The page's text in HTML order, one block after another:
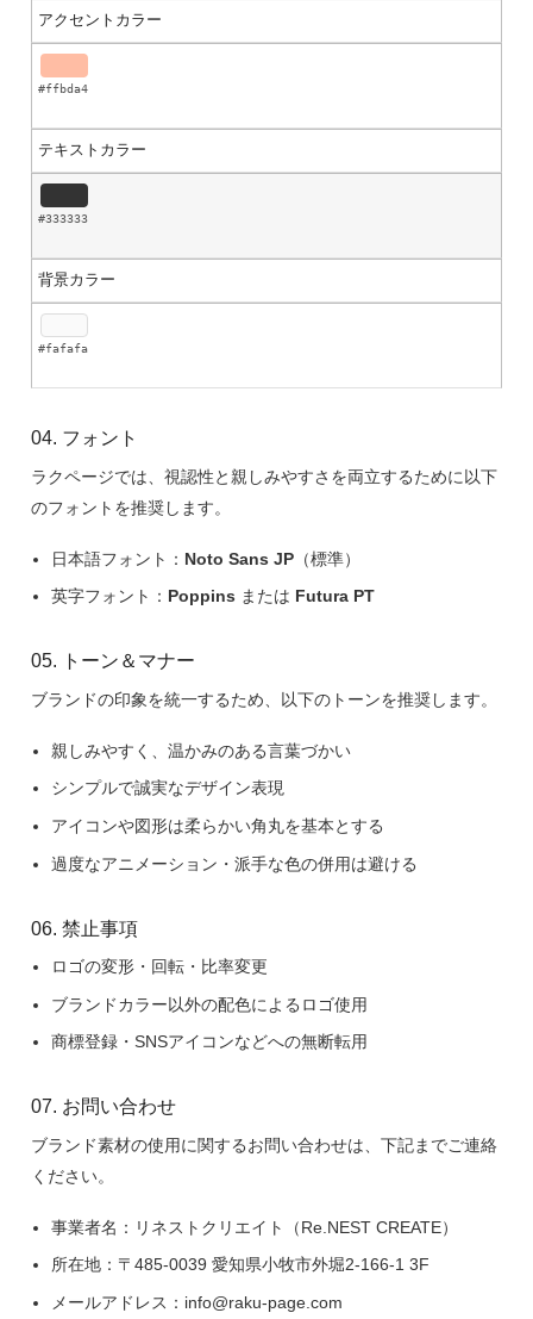
アクセントカラー
#ffbda4
テキストカラー
#333333
背景カラー
#fafafa
04. フォント
ラクページでは、視認性と親しみやすさを両立するために以下
のフォントを推奨します。
日本語フォント： Noto Sans JP（標準）
英字フォント： Poppins または Futura PT
05. トーン＆マナー
ブランドの印象を統一するため、以下のトーンを推奨します。
親しみやすく、温かみのある言葉づかい
シンプルで誠実なデザイン表現
アイコンや図形は柔らかい角丸を基本とする
過度なアニメーション・派手な色の併用は避ける
06. 禁止事項
ロゴの変形・回転・比率変更
ブランドカラー以外の配色によるロゴ使用
商標登録・SNSアイコンなどへの無断転用
07. お問い合わせ
ブランド素材の使用に関するお問い合わせは、下記までご連絡
ください。
事業者名：リネストクリエイト（Re.NEST CREATE）
所在地：〒485-0039 愛知県小牧市外堀2-166-1 3F
メールアドレス：info@raku-page.com